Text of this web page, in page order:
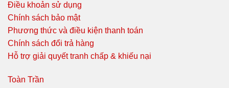
Điều khoản sử dụng
Chính sách bảo mật
Phương thức và điều kiện thanh toán
Chính sách đổi trả hàng
Hỗ trợ giải quyết tranh chấp & khiếu nại
Toàn Trần